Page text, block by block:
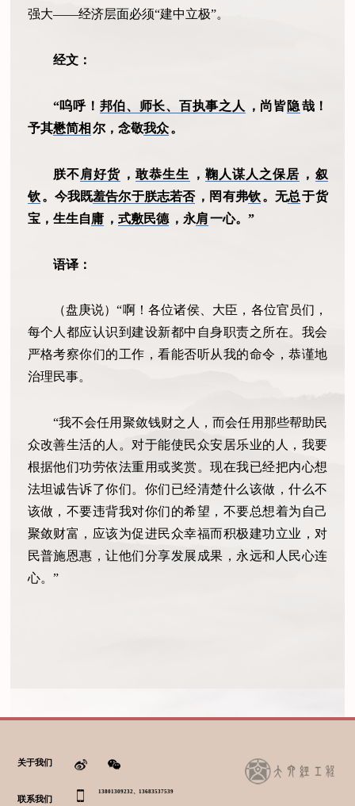
强大——经济层面必须“建中立极”。
经文：
“呜呼！ 邦伯、师长、百执事之人 ，尚皆隐哉！
予其懋简相 尔，念敬我众 。
朕不肩好货 ，敢恭生生 ， 鞠人谋人之保居 ， 叙
钦。今我既羞告尔于朕志若否 ，罔有弗钦。无总于货
宝，生生自庸 ， 式敷民德 ，永肩一心。”
语译：
（盘庚说）“啊！各位诸侯、大臣，各位官员们，
每个人都应认识到建设新都中自身职责之所在。我会
严格考察你们的工作，看能否听从我的命令，恭谨地
治理民事。
“我不会任用聚敛钱财之人，而会任用那些帮助民
众改善生活的人。对于能使民众安居乐业的人，我要
根据他们功劳依法重用或奖赏。现在我已经把内心想
法坦诚告诉了你们。你们已经清楚什么该做，什么不
该做，不要违背我对你们的希望，不要总想着为自己
聚敛财富，应该为促进民众幸福而积极建功立业，对
民普施恩惠，让他们分享发展成果，永远和人民心连
心。”
关于我们
联系我们
13801309232、13683537539